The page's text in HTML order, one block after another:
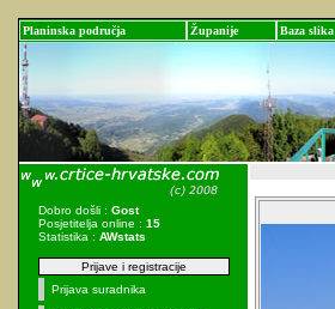
Planinska područja Županije Baza slika
Dobro došli : Gost
Posjetitelja online : 15
Statistika : AWstats
Prijave i registracije
Prijava suradnika